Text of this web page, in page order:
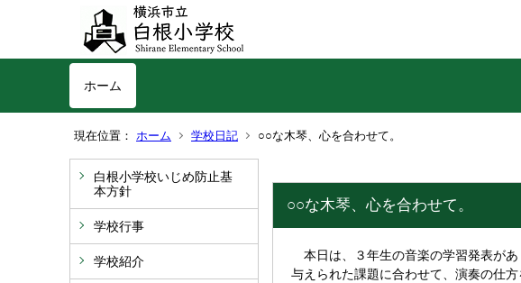
ホーム
現在位置： ホーム 学校日記 ○○な木琴、心を合わせて。
白根小学校いじめ防止基
本方針
学校行事
学校紹介
○○な木琴、心を合わせて。
本日は、３年生の音楽の学習発表が
与えられた課題に合わせて、演奏の仕